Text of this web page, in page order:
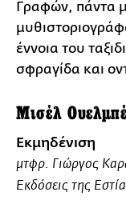
Γραφών, πάντα
έννοια του
σφραγίδα και
Μισέλ
Εκμηδένιση
μτφρ. Γιώργος
Εκδόσεις της